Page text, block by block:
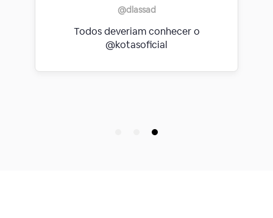
@beabps_
uma das coisas boas que encontrei na
internet esse ano foi o @kotasoficial
com outras pessoas